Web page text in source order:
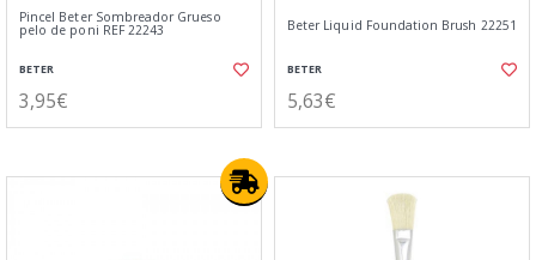
Pincel Beter Sombreador Grueso
pelo de poni REF 22243
BETER
3,95€
Beter Liquid Foundation Brush 22251
BETER
5,63€